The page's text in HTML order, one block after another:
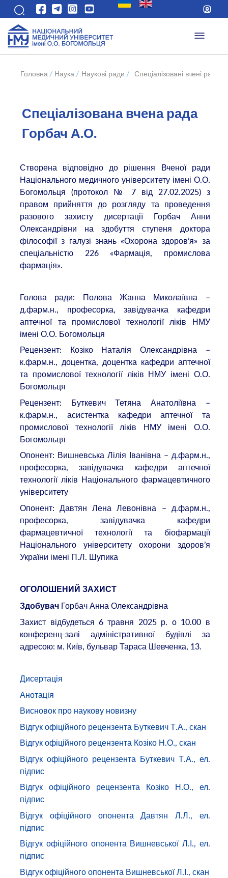
Головна / Наука / Наукові ради / Спеціалізовані вчені ради
Спеціалізована вчена рада
Горбач А.О.
Створена відповідно до рішення Вченої ради
Національного медичного університету імені О.О.
Богомольця (протокол № 7 від 27.02.2025) з
правом прийняття до розгляду та проведення
разового захисту дисертації Горбач Анни
Олександрівни на здобуття ступеня доктора
філософії з галузі знань «Охорона здоров’я» за
спеціальністю 226 «Фармація, промислова
фармація».
Голова ради: Полова Жанна Миколаївна –
д.фарм.н., професорка, завідувачка кафедри
аптечної та промислової технології ліків НМУ
імені О.О. Богомольця
Рецензент: Козіко Наталія Олександрівна –
к.фарм.н., доцентка, доцентка кафедри аптечної
та промислової технології ліків НМУ імені О.О.
Богомольця
Рецензент: Буткевич Тетяна Анатоліївна –
к.фарм.н., асистентка кафедри аптечної та
промислової технології ліків НМУ імені О.О.
Богомольця
Опонент: Вишневська Лілія Іванівна – д.фарм.н.,
професорка, завідувачка кафедри аптечної
технології ліків Національного фармацевтичного
університету
Опонент: Давтян Лена Левонівна – д.фарм.н.,
професорка, завідувачка кафедри
фармацевтичної технології та біофармації
Національного університету охорони здоров’я
України імені П.Л. Шупика
ОГОЛОШЕНИЙ ЗАХИСТ
Здобувач Горбач Анна Олександрівна
Захист відбудеться 6 травня 2025 р. о 10.00 в
конференц-залі адміністративної будівлі за
адресою: м. Київ, бульвар Тараса Шевченка, 13.
Дисертація
Анотація
Висновок про наукову новизну
Відгук офіційного рецензента Буткевич Т.А., скан
Відгук офіційного рецензента Козіко Н.О., скан
Відгук офіційного рецензента Буткевич Т.А., ел.
підпис
Відгук офіційного рецензента Козіко Н.О., ел.
підпис
Відгук офіційного опонента Давтян Л.Л., ел.
підпис
Відгук офіційного опонента Вишневської Л.І., ел.
підпис
Відгук офіційного опонента Вишневської Л.І., скан